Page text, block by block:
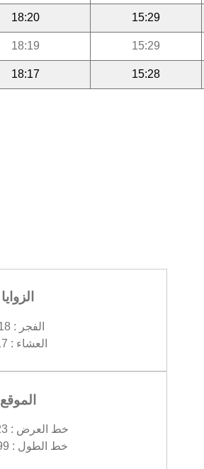
15:29
18:20
15:29
18:19
15:28
18:17
الزوايا
الفجر : 18 °
العشاء : 17 °
الموقع
خط العرض : 34.6723
خط الطول : 70.1799